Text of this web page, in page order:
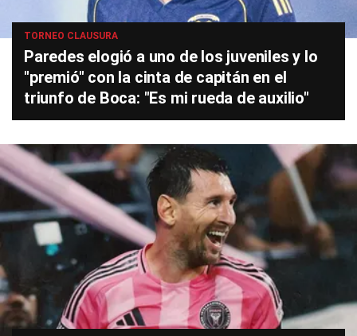
TORNEO CLAUSURA
Paredes elogió a uno de los juveniles y lo
"premió" con la cinta de capitán en el
triunfo de Boca: "Es mi rueda de auxilio"